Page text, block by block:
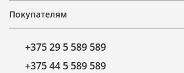
Покупателям
+375 29 5 589 589
+375 44 5 589 589